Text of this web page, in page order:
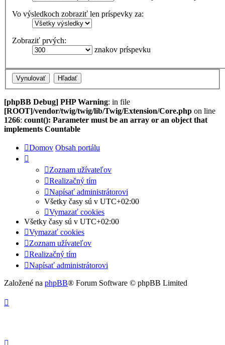
Vo výsledkoch zobraziť len príspevky za:
Zobraziť prvých:
znakov príspevku
[phpBB Debug] PHP Warning: in file
[ROOT]/vendor/twig/twig/lib/Twig/Extension/Core.php on line
1266: count(): Parameter must be an array or an object that
implements Countable
Domov Obsah portálu
Zoznam užívateľov
Realizačný tím
Napísať administrátorovi
Všetky časy sú v UTC+02:00
Vymazať cookies
Všetky časy sú v UTC+02:00
Vymazať cookies
Zoznam užívateľov
Realizačný tím
Napísať administrátorovi
Založené na phpBB® Forum Software © phpBB Limited